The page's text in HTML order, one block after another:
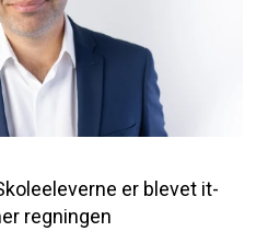
er blevet it-
regningen